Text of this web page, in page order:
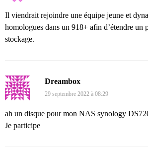
Il viendrait rejoindre une équipe jeune et
homologues dans un 918+ afin d’étendre un
stockage.
Dreambox
29 septembre 2022 à 08:29
ah un disque pour mon NAS synology
Je participe